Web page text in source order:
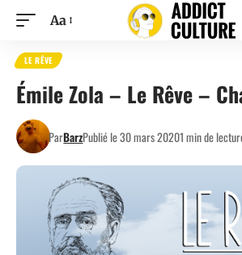
Aa
LE RÊVE
Émile Zola – Le Rêve –
ParBarzPublié le 30 mars 20201 min de